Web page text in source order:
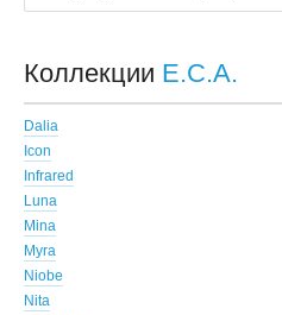
Коллекции E.C.A.
Dalia
Icon
Infrared
Luna
Mina
Myra
Niobe
Nita